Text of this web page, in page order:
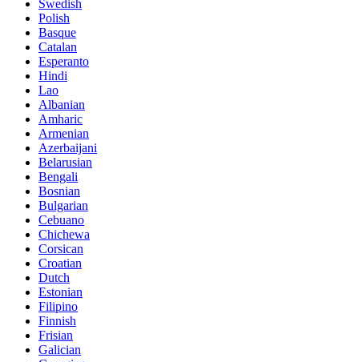
Swedish
Polish
Basque
Catalan
Esperanto
Hindi
Lao
Albanian
Amharic
Armenian
Azerbaijani
Belarusian
Bengali
Bosnian
Bulgarian
Cebuano
Chichewa
Corsican
Croatian
Dutch
Estonian
Filipino
Finnish
Frisian
Galician